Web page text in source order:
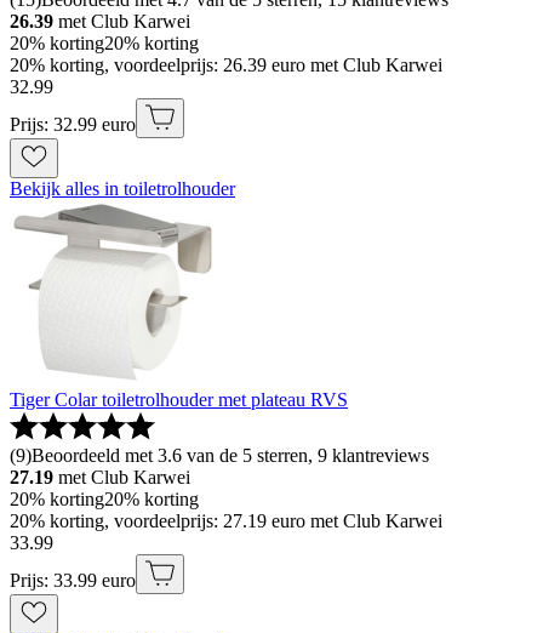
26.39 met Club Karwei
20% korting20% korting
20% korting, voordeelprijs: 26.39 euro met Club Karwei
32.99
Prijs: 32.99 euro
Bekijk alles in toiletrolhouder
Tiger Colar toiletrolhouder met plateau RVS
(9)Beoordeeld met 3.6 van de 5 sterren, 9 klantreviews
27.19 met Club Karwei
20% korting20% korting
20% korting, voordeelprijs: 27.19 euro met Club Karwei
33.99
Prijs: 33.99 euro